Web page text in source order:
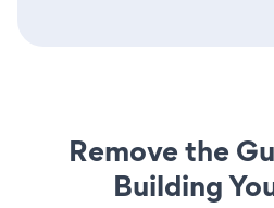
Remove the
Building